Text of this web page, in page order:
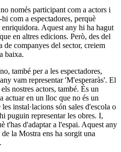
només participant com a actors i
com a espectadores, perquè
Aquest any hi ha hagut
en altres edicions. Però, des del
de companyes del sector, creiem
baixa.
també per a les espectadores,
vam representar 'M'esperaràs'. El
nostres actors, també. És un
actuar en un lloc que no és un
instal·lacions són sales d'escola o
puguin representar les obres. I,
t'has d'adaptar a l'espai. Aquest any
la Mostra ens ha sorgit una